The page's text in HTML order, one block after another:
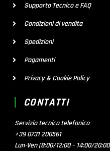
Supporto Tecnico e FAQ
Condizioni di vendita
Spedizioni
Pagamenti
Privacy & Cookie Policy
CONTATTI
Servizio tecnico telefonico
+39 0731 200561
Lun-Ven (8:00/12:00 – 14:00/